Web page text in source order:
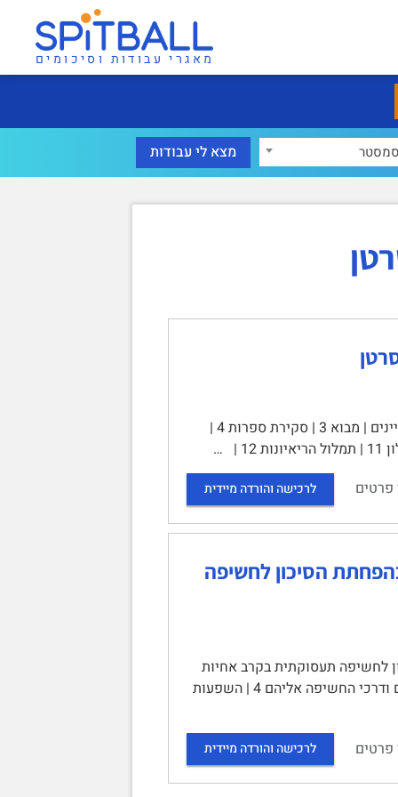
מאגרי עבודות וסיכומים
החשיבות של תמיכה נפשית וכספית בהורים לילדים חולי סרטן | תוכן עניינים | מבוא 3 | סקירת ספרות 4 |
פרטים לרכישה והורדה מיידית
הסיכון לחשיפה
לחשיפה תעסוקתית בקרב אחיות
אונקולוגיות | | תוכן עניינים | מבוא 3 | סקירת ספרות 4 | תכשירים ציטוטוקסיים ודרכי החשיפה אליהם 4 | השפעות
פרטים לרכישה והורדה מיידית